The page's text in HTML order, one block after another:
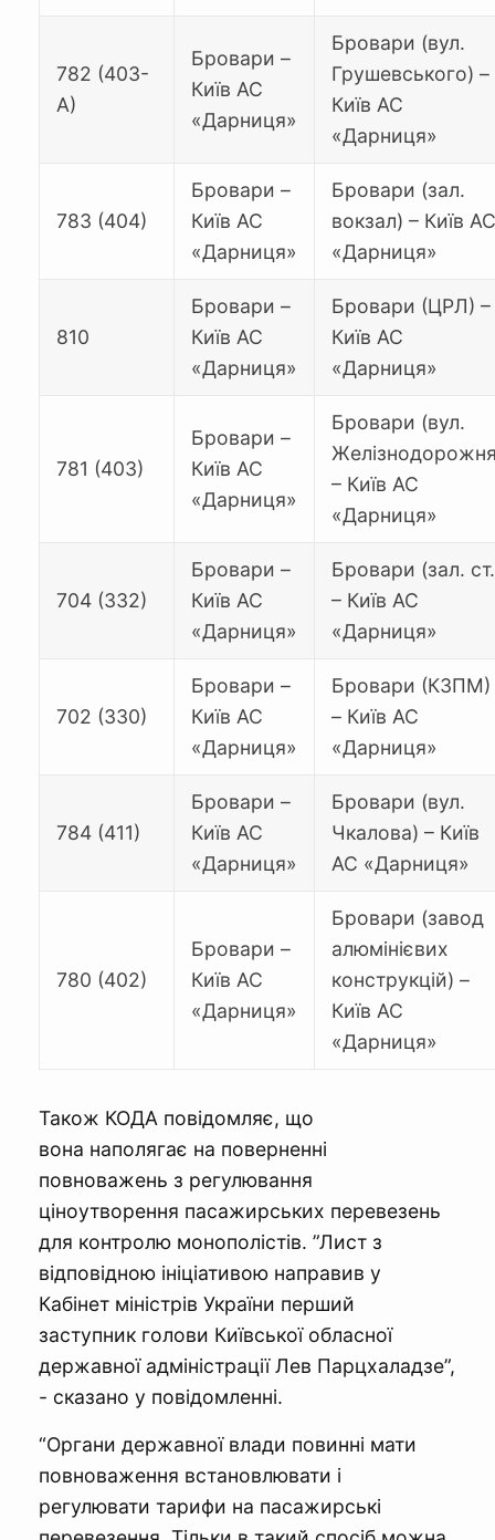
782 (403-
А)
Бровари –
Київ АС
«Дарниця»
Бровари (вул.
Грушевського) –
Київ АС
«Дарниця»
783 (404)
Бровари –
Київ АС
«Дарниця»
Бровари (зал.
вокзал) – Київ АС
«Дарниця»
810
Бровари –
Київ АС
«Дарниця»
Бровари (ЦРЛ) –
Київ АС
«Дарниця»
781 (403)
Бровари –
Київ АС
«Дарниця»
Бровари (вул.
– Київ АС
«Дарниця»
704 (332)
Бровари –
Київ АС
«Дарниця»
Бровари (зал.
– Київ АС
«Дарниця»
702 (330)
Бровари –
Київ АС
«Дарниця»
Бровари (КЗПМ)
– Київ АС
«Дарниця»
784 (411)
Бровари –
Київ АС
«Дарниця»
Бровари (вул.
Чкалова) – Київ
АС «Дарниця»
780 (402)
Бровари –
Київ АС
«Дарниця»
Бровари (завод
алюмінієвих
конструкцій) –
Київ АС
«Дарниця»
Також КОДА повідомляє, що
вона наполягає на поверненні
повноважень з регулювання
ціноутворення пасажирських перевезень
для контролю монополістів. ”Лист з
відповідною ініціативою направив у
Кабінет міністрів України перший
заступник голови Київської обласної
державної адміністрації Лев Парцхаладзе”,
- сказано у повідомленні.
“Органи державної влади повинні мати
повноваження встановлювати і
регулювати тарифи на пасажирські